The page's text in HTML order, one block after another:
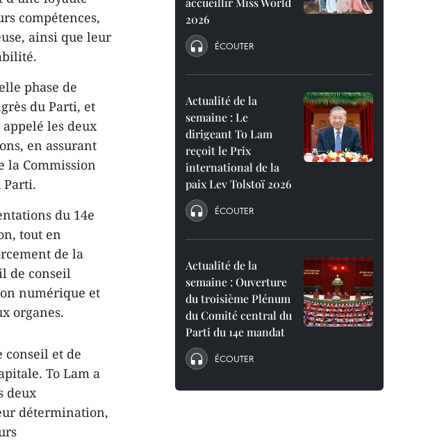
compétences,
ainsi que leur
phase de
du Parti, et
les deux
en assurant
la Commission
Parti.
du 14e
tout en
de la
de conseil
numérique et
organes.
conseil et de
To Lam a
deux
détermination,
2026
ÉCOUTER
Actualité de la
semaine : Le
dirigeant To Lam
reçoit le Prix
international de la
paix Lev Tolstoï 2026
ÉCOUTER
Actualité de la
semaine : Ouverture
du troisième Plénum
du Comité central du
Parti du 14e mandat
ÉCOUTER